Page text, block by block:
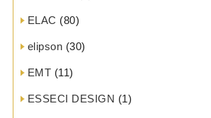
ELAC (80)
elipson (30)
EMT (11)
ESSECI DESIGN (1)